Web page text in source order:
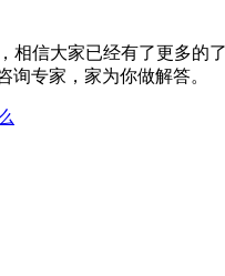
相信大家已经有了更多的
询专家，家为你做解答。